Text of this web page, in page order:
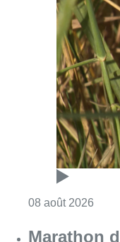
08 août 2026
Marathon
ce week-
flashée à
Tervuren”